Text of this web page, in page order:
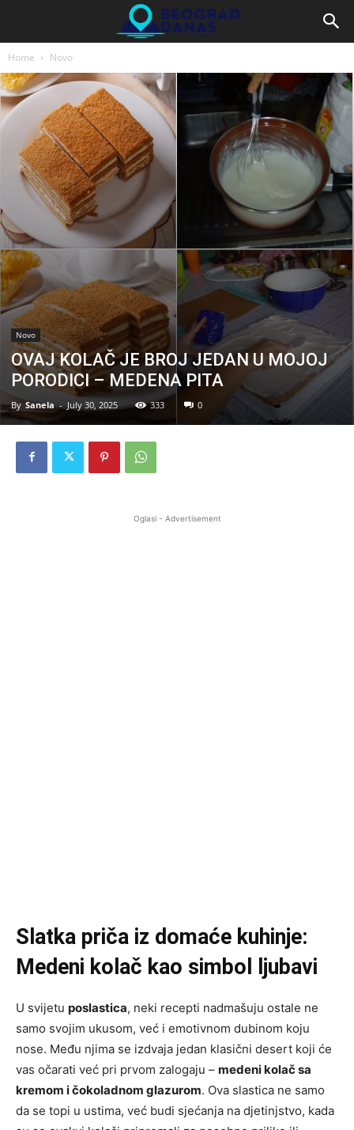
Home Novo
Novo
OVAJ KOLAČ JE BROJ JEDAN U MOJOJ
PORODICI – MEDENA PITA
By Sanela - July 30, 2025 333 0
Oglasi - Advertisement
Slatka priča iz domaće kuhinje:
Medeni kolač kao simbol ljubavi
U svijetu poslastica, neki recepti nadmašuju ostale ne
samo svojim ukusom, već i emotivnom dubinom koju
nose. Među njima se izdvaja jedan klasični desert koji će
vas očarati već pri prvom zalogaju – medeni kolač sa
kremom i čokoladnom glazurom. Ova slastica ne samo
da se topi u ustima, već budi sjećanja na djetinjstvo, kada